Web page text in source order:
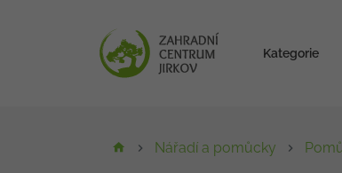
Kategorie
Nářadí a pomůcky